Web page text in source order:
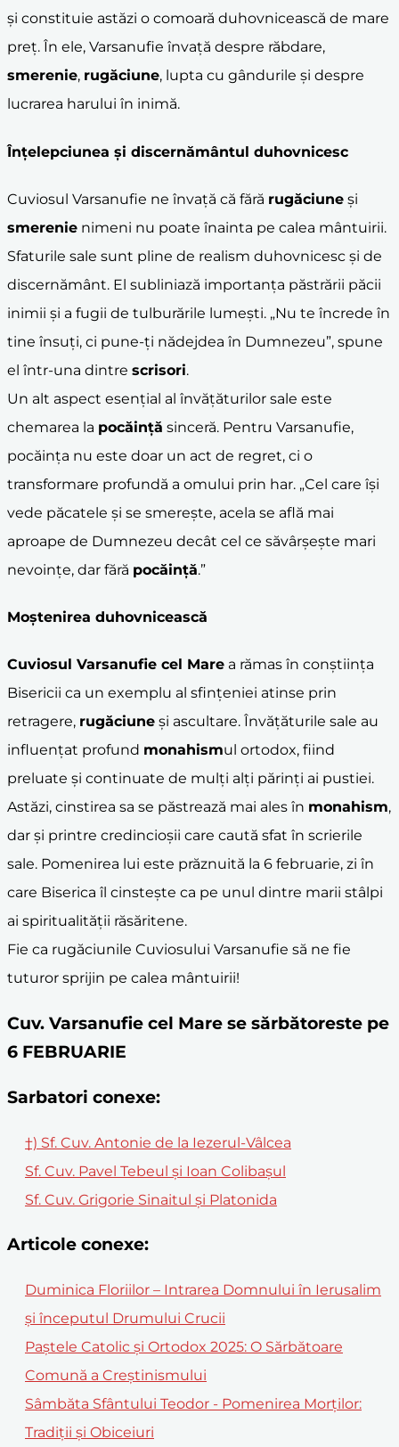
și constituie astăzi o comoară duhovnicească de mare
preț. În ele, Varsanufie învață despre răbdare,
smerenie, rugăciune, lupta cu gândurile și despre
lucrarea harului în inimă.
Înțelepciunea și discernământul duhovnicesc
Cuviosul Varsanufie ne învață că fără rugăciune și
smerenie nimeni nu poate înainta pe calea mântuirii.
Sfaturile sale sunt pline de realism duhovnicesc și de
discernământ. El subliniază importanța păstrării păcii
inimii și a fugii de tulburările lumești. „Nu te încrede în
tine însuți, ci pune-ți nădejdea în Dumnezeu”, spune
el într-una dintre scrisori.
Un alt aspect esențial al învățăturilor sale este
chemarea la pocăință sinceră. Pentru Varsanufie,
pocăința nu este doar un act de regret, ci o
transformare profundă a omului prin har. „Cel care își
vede păcatele și se smerește, acela se află mai
aproape de Dumnezeu decât cel ce săvârșește mari
nevoințe, dar fără pocăință.”
Moștenirea duhovnicească
Cuviosul Varsanufie cel Mare a rămas în conștiința
Bisericii ca un exemplu al sfințeniei atinse prin
retragere, rugăciune și ascultare. Învățăturile sale au
influențat profund monahismul ortodox, fiind
preluate și continuate de mulți alți părinți ai pustiei.
Astăzi, cinstirea sa se păstrează mai ales în monahism,
dar și printre credincioșii care caută sfat în scrierile
sale. Pomenirea lui este prăznuită la 6 februarie, zi în
care Biserica îl cinstește ca pe unul dintre marii stâlpi
ai spiritualității răsăritene.
Fie ca rugăciunile Cuviosului Varsanufie să ne fie
tuturor sprijin pe calea mântuirii!
Cuv. Varsanufie cel Mare se sărbătoreste pe
6 FEBRUARIE
Sarbatori conexe:
†) Sf. Cuv. Antonie de la Iezerul-Vâlcea
Sf. Cuv. Pavel Tebeul şi Ioan Colibaşul
Sf. Cuv. Grigorie Sinaitul și Platonida
Articole conexe:
Duminica Floriilor – Intrarea Domnului în Ierusalim
și începutul Drumului Crucii
Paștele Catolic și Ortodox 2025: O Sărbătoare
Comună a Creștinismului
Sâmbăta Sfântului Teodor - Pomenirea Morților:
Tradiții și Obiceiuri